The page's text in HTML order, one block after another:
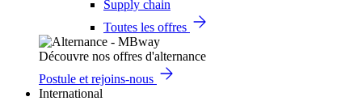
Supply chain
Toutes les offres
Découvre nos offres d'alternance
Postule et rejoins-nous
International